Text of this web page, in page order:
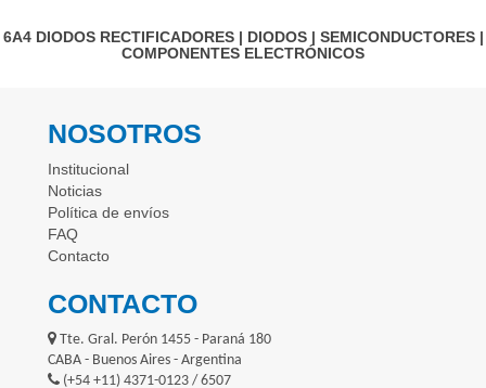
6A4 DIODOS RECTIFICADORES| DIODOS| SEMICONDUCTORES|
COMPONENTES ELECTRÓNICOS
NOSOTROS
Institucional
Noticias
Política de envíos
FAQ
Contacto
CONTACTO
Tte. Gral. Perón 1455 - Paraná 180
CABA - Buenos Aires - Argentina
(+54 +11) 4371-0123 / 6507